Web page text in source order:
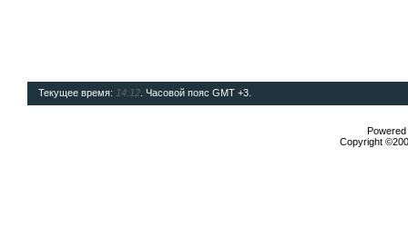
Текущее время: 14:12 . Часовой пояс GMT +3.
Copyright